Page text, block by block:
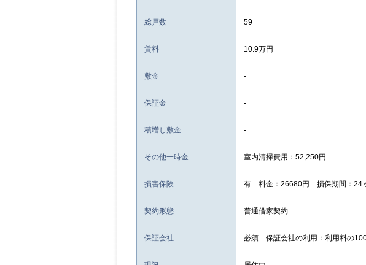
総戸数 59
賃料 10.9万円
敷金 -
保証金 -
積増し敷金 -
その他一時金 室内清掃費用：52,250円
損害保険 有 料金：26680円 損保期間：24
契約形態 普通借家契約
保証会社 必須 保証会社の利用：利用料の